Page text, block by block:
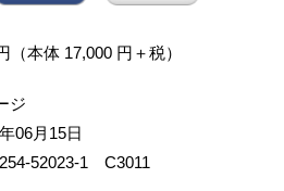
（本体 17,000 円＋税）
ジ
06月15日
52023-1 C3011